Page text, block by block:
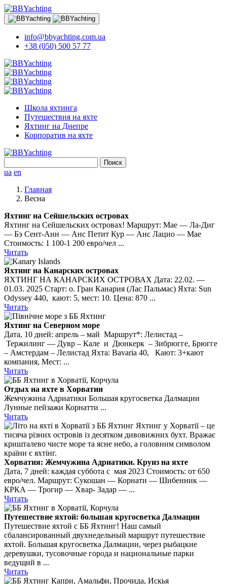
info@bbyachting.com.ua
+38 (050) 500 57 77
Школа яхтинга
Путешествия на яхте
Яхтинг на Днепре
Корпоратив на яхте
ua en
Главная
Весна
Яхтинг на Сейшельских островах
Яхтинг на Сейшельских островах! Маршрут: Мае — Ла-Диг
— Бэ Сент-Анн — Анс Петит Кур — Анс Лацио — Мае
Стоимость: 1 100-1 200 евро/чел ...
Читать
Яхтинг на Канарских островах
ЯХТИНГ НА КАНАРСКИХ ОСТРОВАХ Дата: 22.02. —
01.03. 2025 Старт: о. Гран Канария (Лас Пальмас) Яхта: Sun
Odyssey 440, кают: 5, мест: 10. Цена: 870 ...
Читать
Яхтинг на Северном море
Дата, 10 дней: апрель – май Маршрут*: Лелистад –
Тержилинг — Дувр – Кале и Дюнкерк – Зибрюгге, Брюгге
– Амстердам – Лелистад Яхта: Bavaria 40, Кают: 3+кают
компания, Мест: ...
Читать
Отдых на яхте в Хорватии
Жемчужина Адриатики Большая кругосветка Далмации
Лунные пейзажи Корнатти ...
Читать
Хорватия: Жемчужина Адриатики. Круиз на яхте
Дата, 7 дней: каждая суббота с мая 2023 Стоимость: от 650
евро/чел. Маршрут: Сукошан — Корнати — Шибенник —
КРКА — Трогир — Хвар- Задар — ...
Читать
Путешествие яхтой: большая кругосветка Далмации
Путешествие яхтой с ББ Яхтинг! Наш самый
сбалансированный двухнедельный маршрут путешествие
яхтой. Большая кругосветка Далмации, через рыбацкие
деревушки, тусовочные города и национальные парки
ведущий в ...
Читать